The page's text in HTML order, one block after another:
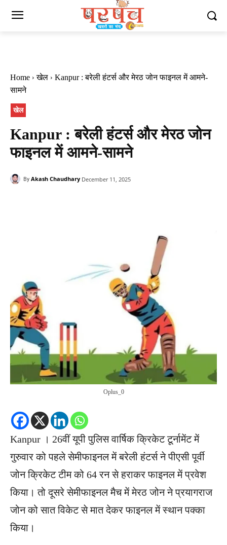
Home खेल
Kanpur : बरेली हंटर्स और मेरठ जोन फाइनल में आमने-
सामने
खेल
Kanpur : बरेली हंटर्स और मेरठ जोन
फाइनल में आमने-सामने
By Akash Chaudhary December 11, 2025
Oplus_0
Kanpur । 26वीं यूपी पुलिस वार्षिक क्रिकेट टूर्नामेंट में
गुरुवार को पहले सेमीफाइनल में बरेली हंटर्स ने पीएसी पूर्वी
जोन क्रिकेट टीम को 64 रन से हराकर फाइनल में प्रवेश
किया। तो दूसरे सेमीफाइनल मैच में मेरठ जोन ने प्रयागराज
जोन को सात विकेट से मात देकर फाइनल में स्थान पक्का
किया।